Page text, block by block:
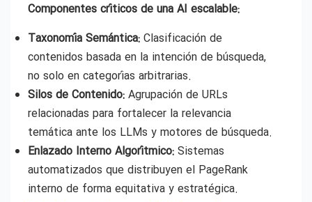
Componentes críticos de una AI escalable:
Taxonomía Semántica: Clasificación de
contenidos basada en la intención de búsqueda,
no solo en categorías arbitrarias.
Silos de Contenido: Agrupación de URLs
relacionadas para fortalecer la relevancia
temática ante los LLMs y motores de búsqueda.
Enlazado Interno Algorítmico: Sistemas
automatizados que distribuyen el PageRank
interno de forma equitativa y estratégica.